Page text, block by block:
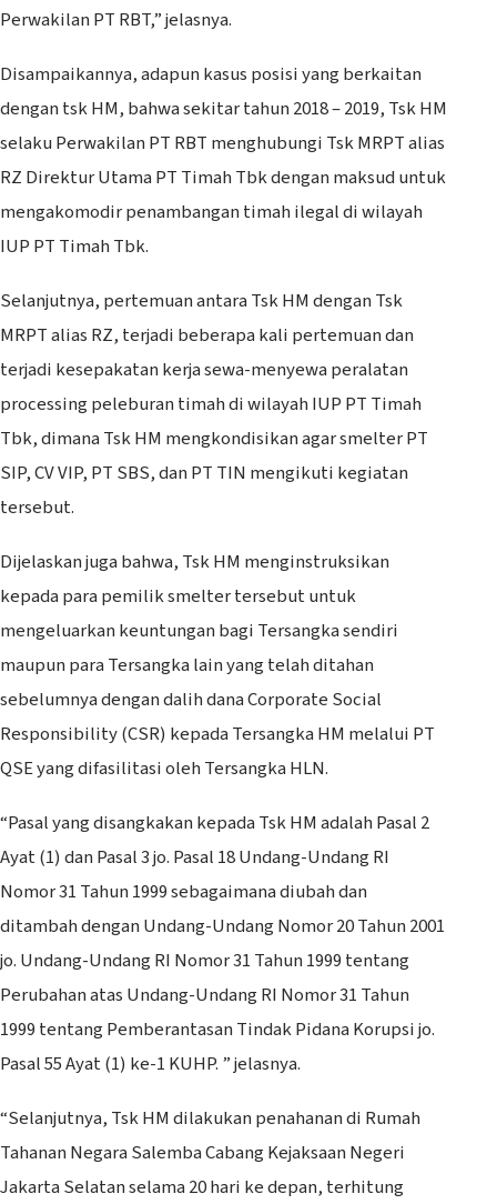
Perwakilan PT RBT,” jelasnya.
Disampaikannya, adapun kasus posisi yang berkaitan
dengan tsk HM, bahwa sekitar tahun 2018 – 2019, Tsk HM
selaku Perwakilan PT RBT menghubungi Tsk MRPT alias
RZ Direktur Utama PT Timah Tbk dengan maksud untuk
mengakomodir penambangan timah ilegal di wilayah
IUP PT Timah Tbk.
Selanjutnya, pertemuan antara Tsk HM dengan Tsk
MRPT alias RZ, terjadi beberapa kali pertemuan dan
terjadi kesepakatan kerja sewa-menyewa peralatan
processing peleburan timah di wilayah IUP PT Timah
Tbk, dimana Tsk HM mengkondisikan agar smelter PT
SIP, CV VIP, PT SBS, dan PT TIN mengikuti kegiatan
tersebut.
Dijelaskan juga bahwa, Tsk HM menginstruksikan
kepada para pemilik smelter tersebut untuk
mengeluarkan keuntungan bagi Tersangka sendiri
maupun para Tersangka lain yang telah ditahan
sebelumnya dengan dalih dana Corporate Social
Responsibility (CSR) kepada Tersangka HM melalui PT
QSE yang difasilitasi oleh Tersangka HLN.
“Pasal yang disangkakan kepada Tsk HM adalah Pasal 2
Ayat (1) dan Pasal 3 jo. Pasal 18 Undang-Undang RI
Nomor 31 Tahun 1999 sebagaimana diubah dan
ditambah dengan Undang-Undang Nomor 20 Tahun 2001
jo. Undang-Undang RI Nomor 31 Tahun 1999 tentang
Perubahan atas Undang-Undang RI Nomor 31 Tahun
1999 tentang Pemberantasan Tindak Pidana Korupsi jo.
Pasal 55 Ayat (1) ke-1 KUHP. ” jelasnya.
“Selanjutnya, Tsk HM dilakukan penahanan di Rumah
Tahanan Negara Salemba Cabang Kejaksaan Negeri
Jakarta Selatan selama 20 hari ke depan, terhitung